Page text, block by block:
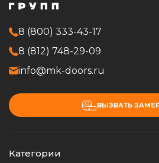
8 (800) 333-43-17
8 (812) 748-29-09
info@mk-doors.ru
ВЫЗВАТЬ
Категории